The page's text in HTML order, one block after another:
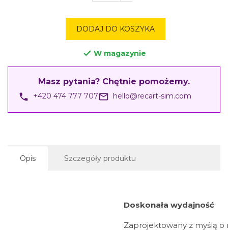
DODAJ DO KOSZYKA
 W magazynie
Masz pytania? Chętnie pomożemy.
phone +420 474 777 707mail_outline hello@recart-sim.com
Opis Szczegóły produktu
Doskonała wydajność
Zaprojektowany z myślą o